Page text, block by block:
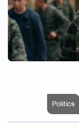
Politics